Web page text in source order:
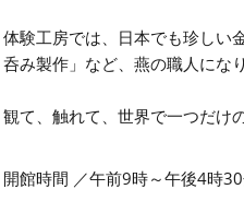
体験工房では、日本でも珍しい
呑み製作」など、燕の職人にな
観て、触れて、世界で一つだけ
開館時間 ／午前9時～午後4時